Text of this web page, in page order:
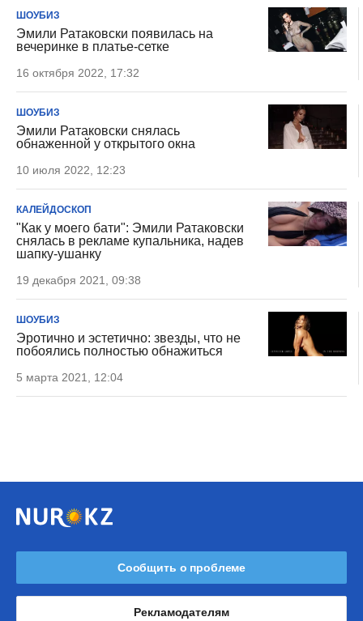
ШОУБИЗ
Эмили Ратаковски появилась на
вечеринке в платье-сетке
16 октября 2022, 17:32
ШОУБИЗ
Эмили Ратаковски снялась
обнаженной у открытого окна
10 июля 2022, 12:23
КАЛЕЙДОСКОП
"Как у моего бати": Эмили Ратаковски
снялась в рекламе купальника, надев
шапку-ушанку
19 декабря 2021, 09:38
ШОУБИЗ
Эротично и эстетично: звезды, что не
побоялись полностью обнажиться
5 марта 2021, 12:04
Сообщить о проблеме
Рекламодателям